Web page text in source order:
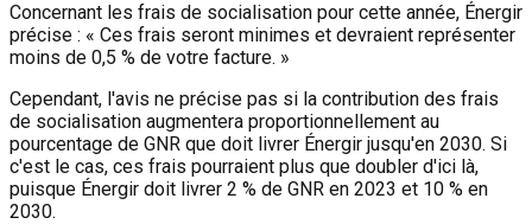
Concernant les frais de socialisation pour cette année, Énergir
précise : « Ces frais seront minimes et devraient représenter
moins de 0,5 % de votre facture. »
Cependant, l'avis ne précise pas si la contribution des frais
de socialisation augmentera proportionnellement au
pourcentage de GNR que doit livrer Énergir jusqu'en 2030. Si
c'est le cas, ces frais pourraient plus que doubler d'ici là,
puisque Énergir doit livrer 2 % de GNR en 2023 et 10 % en
2030.